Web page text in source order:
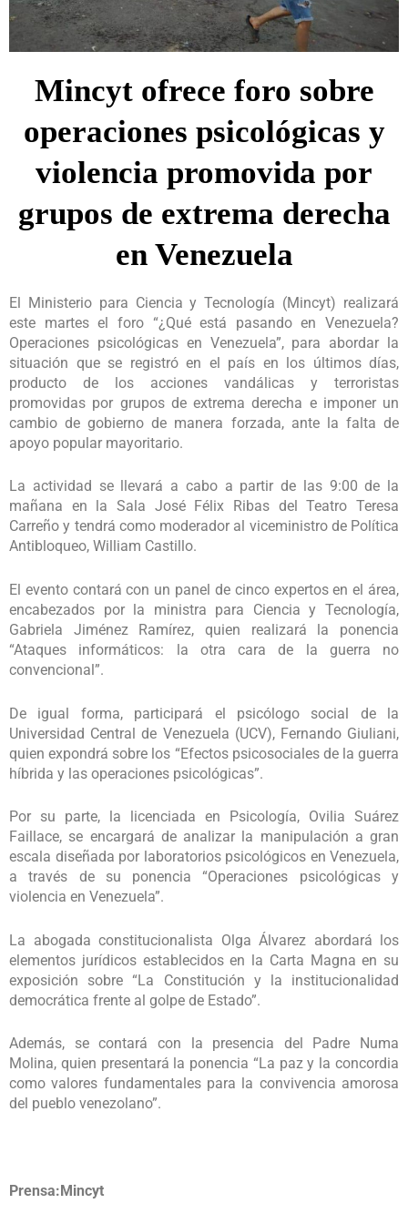
Mincyt ofrece foro sobre
operaciones psicológicas y
violencia promovida por
grupos de extrema derecha
en Venezuela
El Ministerio para Ciencia y Tecnología (Mincyt) realizará
este martes el foro “¿Qué está pasando en Venezuela?
Operaciones psicológicas en Venezuela”, para abordar la
situación que se registró en el país en los últimos días,
producto de los acciones vandálicas y terroristas
promovidas por grupos de extrema derecha e imponer un
cambio de gobierno de manera forzada, ante la falta de
apoyo popular mayoritario.
La actividad se llevará a cabo a partir de las 9:00 de la
mañana en la Sala José Félix Ribas del Teatro Teresa
Carreño y tendrá como moderador al viceministro de Política
Antibloqueo, William Castillo.
El evento contará con un panel de cinco expertos en el área,
encabezados por la ministra para Ciencia y Tecnología,
Gabriela Jiménez Ramírez, quien realizará la ponencia
“Ataques informáticos: la otra cara de la guerra no
convencional”.
De igual forma, participará el psicólogo social de la
Universidad Central de Venezuela (UCV), Fernando Giuliani,
quien expondrá sobre los “Efectos psicosociales de la guerra
híbrida y las operaciones psicológicas”.
Por su parte, la licenciada en Psicología, Ovilia Suárez
Faillace, se encargará de analizar la manipulación a gran
escala diseñada por laboratorios psicológicos en Venezuela,
a través de su ponencia “Operaciones psicológicas y
violencia en Venezuela”.
La abogada constitucionalista Olga Álvarez abordará los
elementos jurídicos establecidos en la Carta Magna en su
exposición sobre “La Constitución y la institucionalidad
democrática frente al golpe de Estado”.
Además, se contará con la presencia del Padre Numa
Molina, quien presentará la ponencia “La paz y la concordia
como valores fundamentales para la convivencia amorosa
del pueblo venezolano”.
Prensa:Mincyt